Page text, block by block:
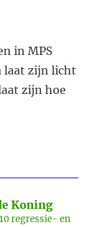
in MPS
laat zijn licht
zijn hoe
Koning
regressie- en